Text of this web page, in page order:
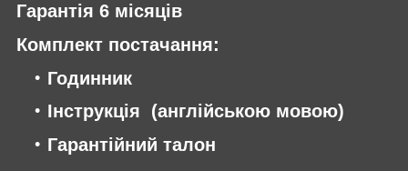
Гарантія 6 місяців
Комплект постачання:
Годинник
Інструкція (англійською мовою)
Гарантійний талон